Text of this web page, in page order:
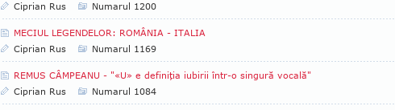
Ciprian Rus
Numarul 1200
MECIUL LEGENDELOR: ROMÂNIA - ITALIA
Ciprian Rus
Numarul 1169
REMUS CÂMPEANU - "«U» e definiţia iubirii într-o singură vocală"
Ciprian Rus
Numarul 1084